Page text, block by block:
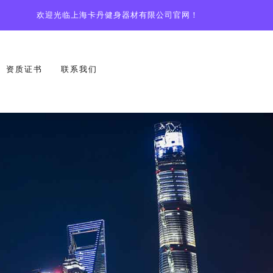
欢迎光临上海卡丹健身器材有限公司官网！
资质证书 联系我们